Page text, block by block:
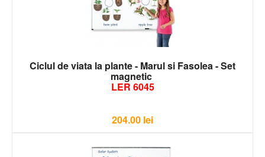
Ciclul de viata la plante - Marul si Fasolea - Set
magnetic
LER 6045
204.00 lei